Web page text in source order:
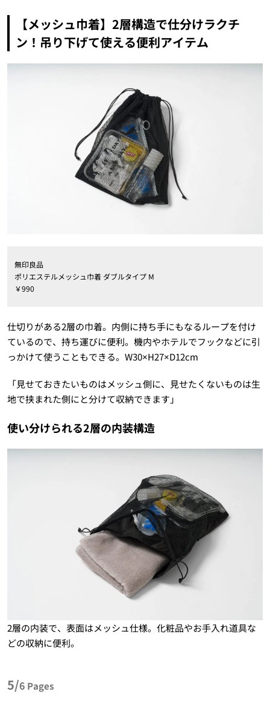
【メッシュ巾着】2層構造で仕分けラクチ
ン！吊り下げて使える便利アイテム
無印良品
ポリエステルメッシュ巾着 ダブルタイプ M
￥990
仕切りがある2層の巾着。内側に持ち手にもなるループを付け
ているので、持ち運びに便利。機内やホテルでフックなどに引
っかけて使うこともできる。W30×H27×D12cm
「見せておきたいものはメッシュ側に、見せたくないものは生
地で挟まれた側にと分けて収納できます」
使い分けられる2層の内装構造
2層の内装で、表面はメッシュ仕様。化粧品やお手入れ道具な
どの収納に便利。
5/6 Pages